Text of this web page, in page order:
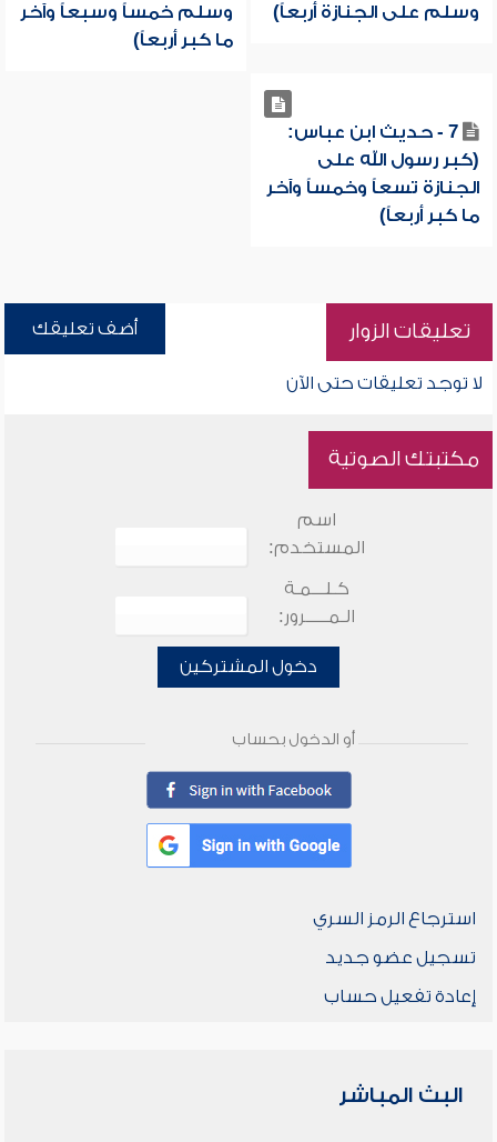
وسلم على الجنازة أربعاً)
وسلم خمساً وسبعاً وآخر
ما كبر أربعاً)
7 - حديث ابن عباس:
(كبر رسول الله على
الجنازة تسعاً وخمساً وآخر
ما كبر أربعاً)
تعليقات الزوار أضف تعليقك
لا توجد تعليقات حتى الآن
مكتبتك الصوتية
اسم
المستخدم:
كـلـــمـة
الـمـــــرور:
دخول المشتركين
أو الدخول بحساب
استرجاع الرمز السري
تسجيل عضو جديد
إعادة تفعيل حساب
البث المباشر